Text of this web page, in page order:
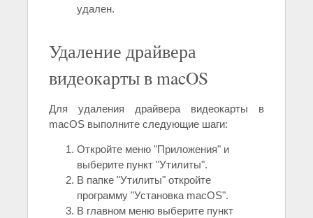
удален.
Удаление драйвера
видеокарты в macOS
Для удаления драйвера видеокарты в
macOS выполните следующие шаги:
Откройте меню "Приложения" и
выберите пункт "Утилиты".
В папке "Утилиты" откройте
программу "Установка macOS".
В главном меню выберите пункт